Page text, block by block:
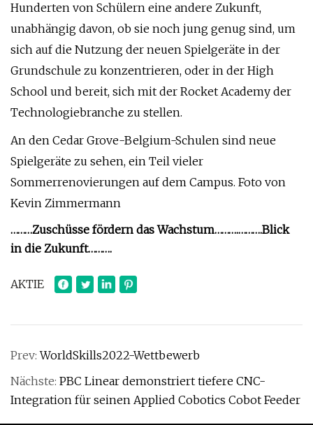
Hunderten von Schülern eine andere Zukunft,
unabhängig davon, ob sie noch jung genug sind, um
sich auf die Nutzung der neuen Spielgeräte in der
Grundschule zu konzentrieren, oder in der High
School und bereit, sich mit der Rocket Academy der
Technologiebranche zu stellen.
An den Cedar Grove-Belgium-Schulen sind neue
Spielgeräte zu sehen, ein Teil vieler
Sommerrenovierungen auf dem Campus. Foto von
Kevin Zimmermann
………Zuschüsse fördern das Wachstum……….……….Blick
in die Zukunft……….
AKTIE
Prev:WorldSkills2022-Wettbewerb
Nächste: PBC Linear demonstriert tiefere CNC-
Integration für seinen Applied Cobotics Cobot Feeder